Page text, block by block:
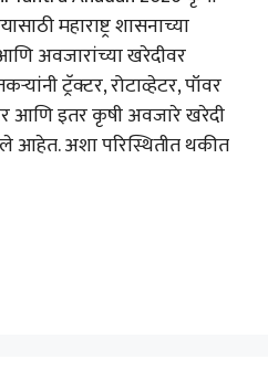
महाराष्ट्र शासनाच्या
अवजारांच्या खरेदीवर
ट्रॅक्टर, रोटाव्हेटर, पॉवर
आणि इतर कृषी अवजारे खरेदी
आहेत. अशा परिस्थितीत थकीत